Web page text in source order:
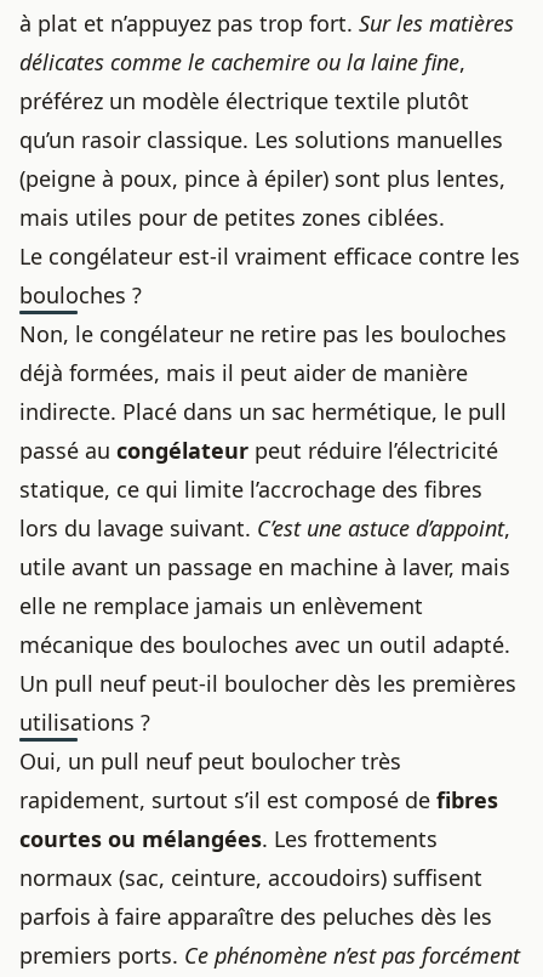
à plat et n’appuyez pas trop fort. Sur les matières
délicates comme le cachemire ou la laine fine,
préférez un modèle électrique textile plutôt
qu’un rasoir classique. Les solutions manuelles
(peigne à poux, pince à épiler) sont plus lentes,
mais utiles pour de petites zones ciblées.
Le congélateur est-il vraiment efficace contre les
bouloches ?
Non, le congélateur ne retire pas les bouloches
déjà formées, mais il peut aider de manière
indirecte. Placé dans un sac hermétique, le pull
passé au congélateur peut réduire l’électricité
statique, ce qui limite l’accrochage des fibres
lors du lavage suivant. C’est une astuce d’appoint,
utile avant un passage en machine à laver, mais
elle ne remplace jamais un enlèvement
mécanique des bouloches avec un outil adapté.
Un pull neuf peut-il boulocher dès les premières
utilisations ?
Oui, un pull neuf peut boulocher très
rapidement, surtout s’il est composé de fibres
courtes ou mélangées. Les frottements
normaux (sac, ceinture, accoudoirs) suffisent
parfois à faire apparaître des peluches dès les
premiers ports. Ce phénomène n’est pas forcément